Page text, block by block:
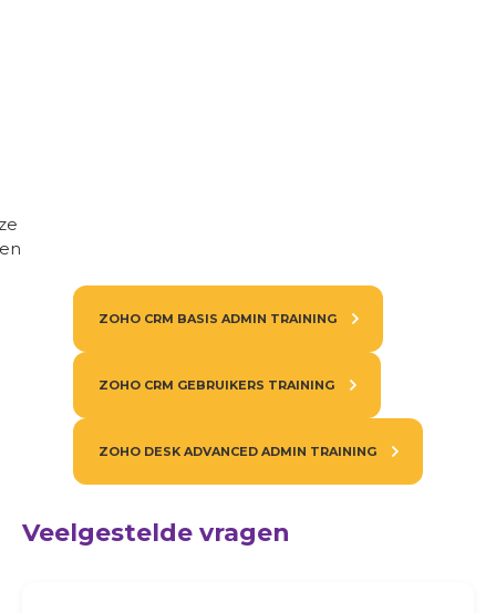
ZOHO CRM BASIS ADMIN TRAINING
ZOHO CRM GEBRUIKERS TRAINING
ZOHO DESK ADVANCED ADMIN TRAINING
Veelgestelde vragen